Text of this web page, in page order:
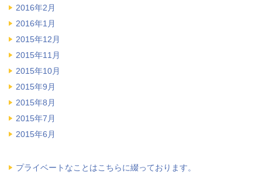
2016年2月
2016年1月
2015年12月
2015年11月
2015年10月
2015年9月
2015年8月
2015年7月
2015年6月
プライベートなことはこちらに綴っております。